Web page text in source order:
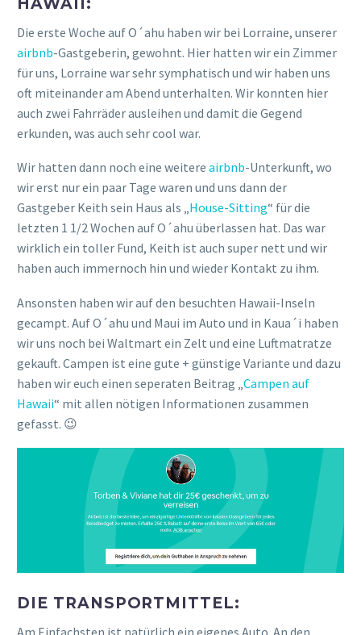
Die erste Woche auf O´ahu haben wir bei Lorraine, unserer
airbnb-Gastgeberin, gewohnt. Hier hatten wir ein Zimmer
für uns, Lorraine war sehr symphatisch und wir haben uns
oft miteinander am Abend unterhalten. Wir konnten hier
auch zwei Fahrräder ausleihen und damit die Gegend
erkunden, was auch sehr cool war.
Wir hatten dann noch eine weitere airbnb-Unterkunft, wo
wir erst nur ein paar Tage waren und uns dann der
Gastgeber Keith sein Haus als „House-Sitting“ für die
letzten 1 1/2 Wochen auf O´ahu überlassen hat. Das war
wirklich ein toller Fund, Keith ist auch super nett und wir
haben auch immernoch hin und wieder Kontakt zu ihm.
Ansonsten haben wir auf den besuchten Hawaii-Inseln
gecampt. Auf O´ahu und Maui im Auto und in Kaua´i haben
wir uns noch bei Waltmart ein Zelt und eine Luftmatratze
gekauft. Campen ist eine gute + günstige Variante und dazu
haben wir euch einen seperaten Beitrag „ Campen auf
Hawaii“ mit allen nötigen Informationen zusammen
gefasst. 😉
DIE TRANSPORTMITTEL:
Am Einfachsten ist natürlich ein eigenes Auto. An den